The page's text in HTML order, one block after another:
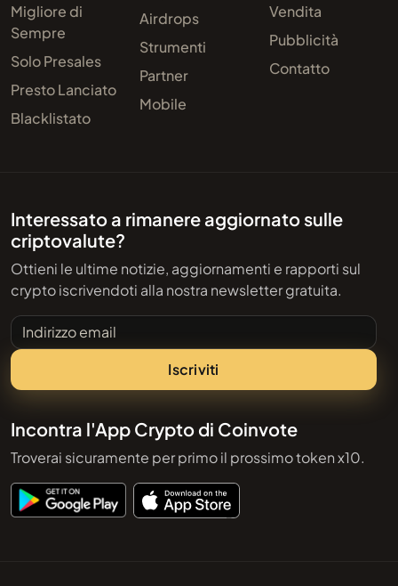
Migliore di
Sempre
Solo Presales
Presto Lanciato
Blacklistato
Airdrops
Strumenti
Partner
Mobile
Vendita
Pubblicità
Contatto
Interessato a rimanere aggiornato sulle
criptovalute?
Ottieni le ultime notizie, aggiornamenti e rapporti sul
crypto iscrivendoti alla nostra newsletter gratuita.
Indirizzo email
Iscriviti
Incontra l'App Crypto di Coinvote
Troverai sicuramente per primo il prossimo token x10.